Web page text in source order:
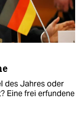
des Jahres oder
Eine frei erfundene